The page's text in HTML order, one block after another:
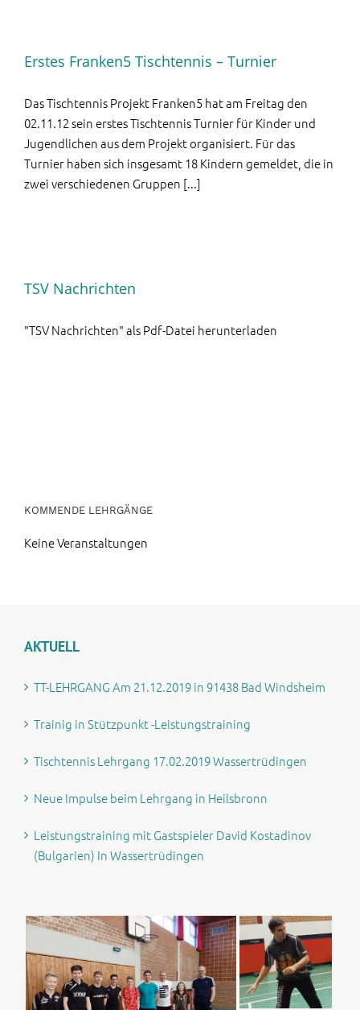
Erstes Franken5 Tischtennis – Turnier
Das Tischtennis Projekt Franken5 hat am Freitag den
02.11.12 sein erstes Tischtennis Turnier für Kinder und
Jugendlichen aus dem Projekt organisiert. Für das
Turnier haben sich insgesamt 18 Kindern gemeldet, die in
zwei verschiedenen Gruppen [...]
TSV Nachrichten
"TSV Nachrichten" als Pdf-Datei herunterladen
KOMMENDE LEHRGÄNGE
Keine Veranstaltungen
AKTUELL
TT-LEHRGANG Am 21.12.2019 in 91438 Bad Windsheim
Trainig in Stützpunkt -Leistungstraining
Tischtennis Lehrgang 17.02.2019 Wassertrüdingen
Neue Impulse beim Lehrgang in Heilsbronn
Leistungstraining mit Gastspieler David Kostadinov
(Bulgarien) In Wassertrüdingen